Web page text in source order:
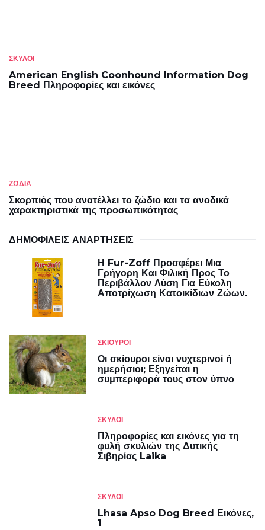
ΣΚΎΛΟΙ
American English Coonhound Information Dog
Breed Πληροφορίες και εικόνες
ΖΩΔΙΑ
Σκορπιός που ανατέλλει το ζώδιο και τα ανοδικά
χαρακτηριστικά της προσωπικότητας
ΔΗΜΟΦΙΛΕΊΣ ΑΝΑΡΤΉΣΕΙΣ
Η Fur-Zoff Προσφέρει Μια
Γρήγορη Και Φιλική Προς Το
Περιβάλλον Λύση Για Εύκολη
Αποτρίχωση Κατοικίδιων Ζώων.
ΣΚΊΟΥΡΟΙ
Οι σκίουροι είναι νυχτερινοί ή
ημερήσιοι; Εξηγείται η
συμπεριφορά τους στον ύπνο
ΣΚΎΛΟΙ
Πληροφορίες και εικόνες για τη
φυλή σκυλιών της Δυτικής
Σιβηρίας Laika
ΣΚΎΛΟΙ
Lhasa Apso Dog Breed Εικόνες,
1